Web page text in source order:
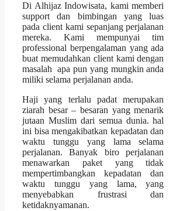
Di Alhijaz Indowisata, kami memberi
support dan bimbingan yang luas
pada client kami sepanjang perjalanan
mereka. Kami mempunyai tim
professional berpengalaman yang ada
buat memudahkan client kami dengan
masalah apa pun yang mungkin anda
miliki selama perjalanan anda.
Haji yang terlalu padat merupakan
ziarah besar – besaran yang menarik
jutaan Muslim dari semua dunia. hal
ini bisa mengakibatkan kepadatan dan
waktu tunggu yang lama selama
perjalanan. Banyak biro perjalanan
menawarkan paket yang tidak
mempertimbangkan kepadatan dan
waktu tunggu yang lama, yang
menyebabkan frustrasi dan
ketidaknyamanan.